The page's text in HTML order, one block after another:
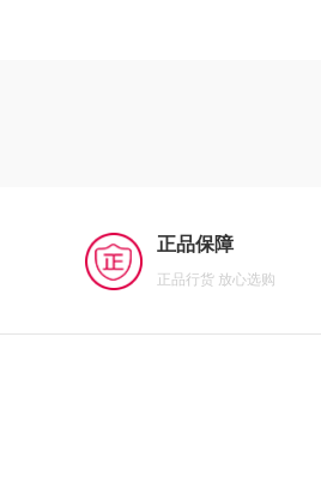
正品保障
正品行货 放心选购